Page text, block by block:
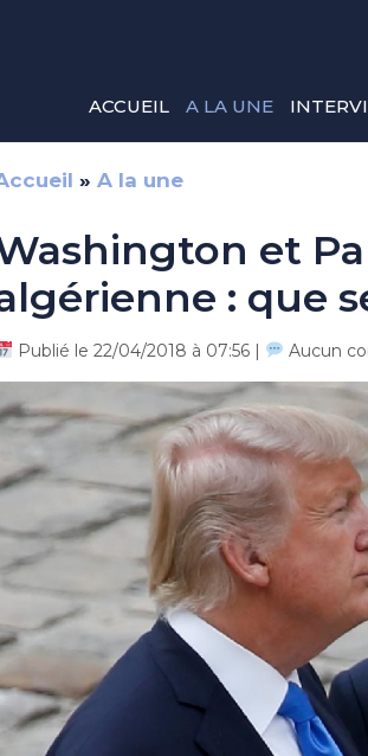
ACCUEIL A LA UNE
» A la une
et
: que
Publié le 22/04/2018 à 07:56 | Aucun